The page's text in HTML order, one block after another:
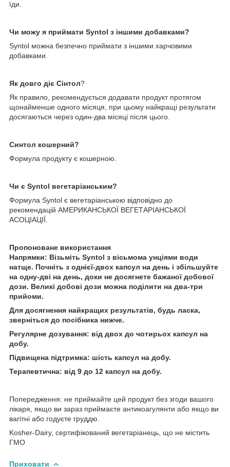
їди.
Чи можу я приймати Syntol з іншими добавками?
Syntol можна безпечно приймати з іншими харчовими
добавками.
Як довго діє Сінтол?
Як правило, рекомендується додавати продукт протягом
щонайменше одного місяця, при цьому найкращі результати
досягаються через один-два місяці після цього.
Синтол кошерний?
Формула продукту є кошерною.
Чи є Syntol вегетаріанським?
Формула Syntol є вегетаріанською відповідно до
рекомендацій АМЕРИКАНСЬКОЇ ВЕГЕТАРІАНСЬКОЇ
АСОЦІАЦІЇ.
Пропоноване використання
Напрямки: Візьміть Syntol з вісьмома унціями води
натще. Почніть з однієї-двох капсул на день і збільшуйте
на одну-дві на день, доки не досягнете бажаної добової
дози. Великі добові дози можна поділити на два-три
прийоми.
Для досягнення найкращих результатів, будь ласка,
зверніться до посібника нижче.
Регулярне дозування: від двох до чотирьох капсул на
добу.
Підвищена підтримка: шість капсул на добу.
Терапевтична: від 9 до 12 капсул на добу.
Попередження: не приймайте цей продукт без згоди вашого
лікаря, якщо ви зараз приймаєте антикоагулянти або якщо ви
вагітні або годуєте груддю.
Kosher-Dairy, сертифікований вегетаріанець, що не містить
ГМО
Приховати